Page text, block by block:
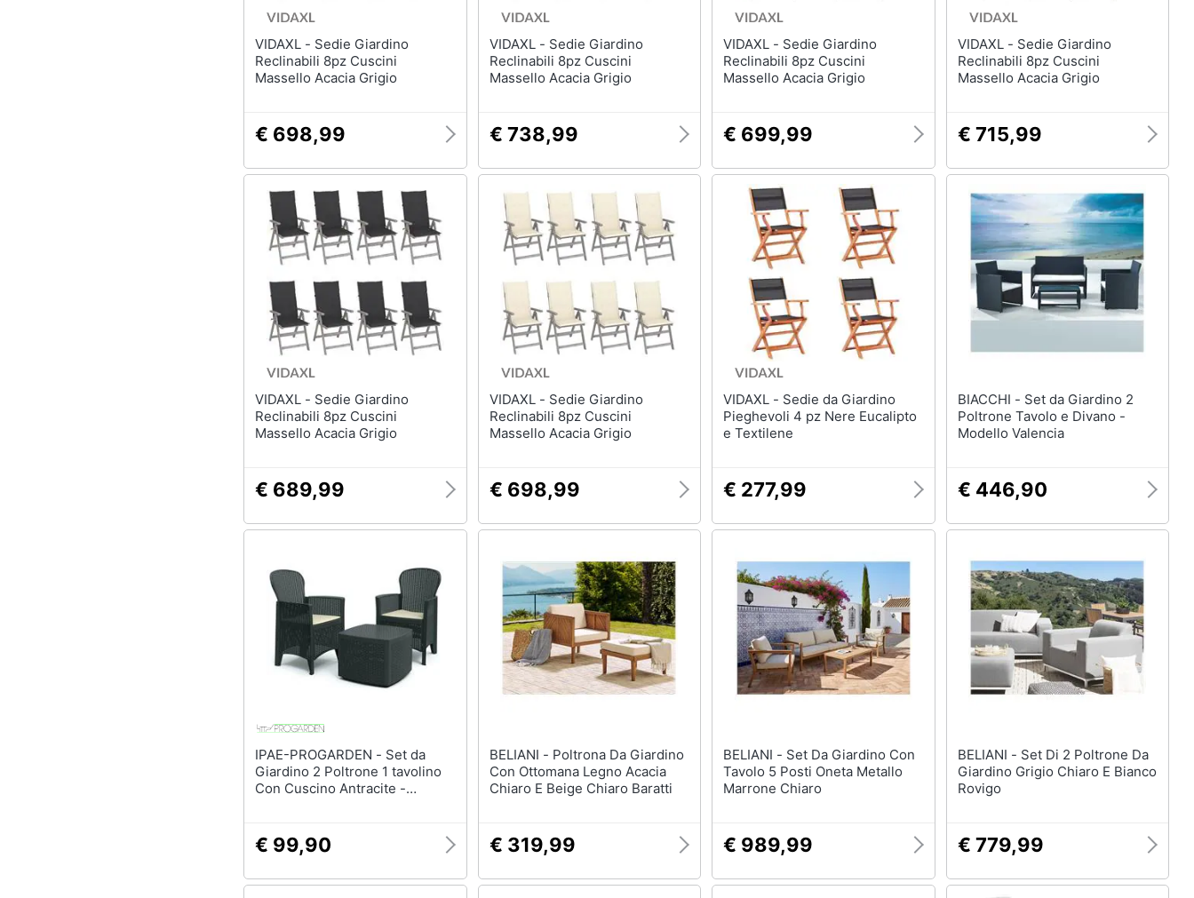
VIDAXL - Sedie Giardino
Reclinabili 8pz Cuscini
Massello Acacia Grigio
€ 698,99
VIDAXL - Sedie Giardino
Reclinabili 8pz Cuscini
Massello Acacia Grigio
€ 738,99
VIDAXL - Sedie Giardino
Reclinabili 8pz Cuscini
Massello Acacia Grigio
€ 699,99
VIDAXL - Sedie Giardino
Reclinabili 8pz Cuscini
Massello Acacia Grigio
€ 715,99
VIDAXL - Sedie Giardino
Reclinabili 8pz Cuscini
Massello Acacia Grigio
€ 689,99
VIDAXL - Sedie Giardino
Reclinabili 8pz Cuscini
Massello Acacia Grigio
€ 698,99
VIDAXL - Sedie da Giardino
Pieghevoli 4 pz Nere Eucalipto
e Textilene
€ 277,99
BIACCHI - Set da Giardino 2
Poltrone Tavolo e Divano -
Modello Valencia
€ 446,90
IPAE-PROGARDEN - Set da
Giardino 2 Poltrone 1 tavolino
Con Cuscino Antracite -
€ 99,90
BELIANI - Poltrona Da Giardino
Con Ottomana Legno Acacia
Chiaro E Beige Chiaro Baratti
€ 319,99
BELIANI - Set Da Giardino Con
Tavolo 5 Posti Oneta Metallo
Marrone Chiaro
€ 989,99
BELIANI - Set Di 2 Poltrone Da
Giardino Grigio Chiaro E Bianco
Rovigo
€ 779,99